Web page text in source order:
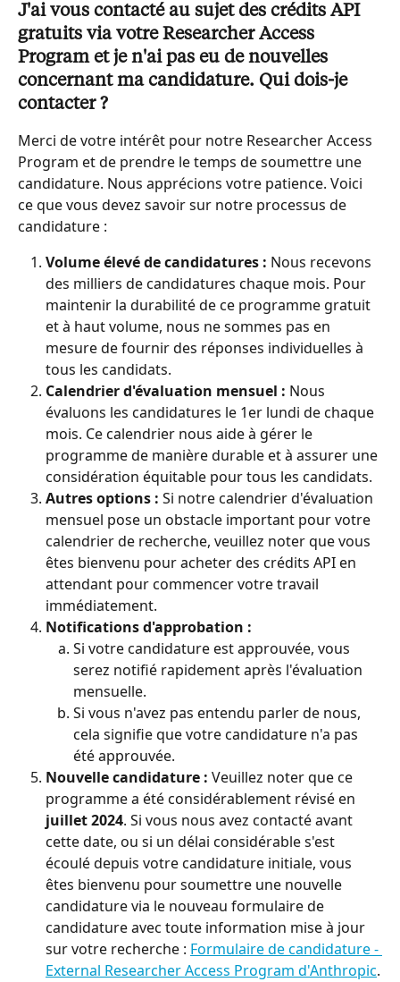
J'ai vous contacté au sujet des crédits API
gratuits via votre Researcher Access
Program et je n'ai pas eu de nouvelles
concernant ma candidature. Qui dois-je
contacter ?
Merci de votre intérêt pour notre Researcher Access
Program et de prendre le temps de soumettre une
candidature. Nous apprécions votre patience. Voici
ce que vous devez savoir sur notre processus de
candidature :
Volume élevé de candidatures : Nous recevons
des milliers de candidatures chaque mois. Pour
maintenir la durabilité de ce programme gratuit
et à haut volume, nous ne sommes pas en
mesure de fournir des réponses individuelles à
tous les candidats.
Calendrier d'évaluation mensuel : Nous
évaluons les candidatures le 1er lundi de chaque
mois. Ce calendrier nous aide à gérer le
programme de manière durable et à assurer une
considération équitable pour tous les candidats.
Autres options : Si notre calendrier d'évaluation
mensuel pose un obstacle important pour votre
calendrier de recherche, veuillez noter que vous
êtes bienvenu pour acheter des crédits API en
attendant pour commencer votre travail
immédiatement.
Notifications d'approbation :
Si votre candidature est approuvée, vous
serez notifié rapidement après l'évaluation
mensuelle.
Si vous n'avez pas entendu parler de nous,
cela signifie que votre candidature n'a pas
été approuvée.
Nouvelle candidature : Veuillez noter que ce
programme a été considérablement révisé en
juillet 2024. Si vous nous avez contacté avant
cette date, ou si un délai considérable s'est
écoulé depuis votre candidature initiale, vous
êtes bienvenu pour soumettre une nouvelle
candidature via le nouveau formulaire de
candidature avec toute information mise à jour
sur votre recherche : Formulaire de candidature -
External Researcher Access Program d'Anthropic.